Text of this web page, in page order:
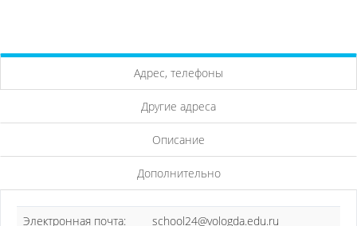
Адрес, телефоны
Другие адреса
Описание
Дополнительно
Электронная почта:
school24@vologda.edu.ru